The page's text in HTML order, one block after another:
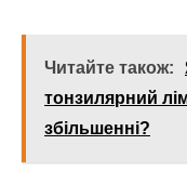
Читайте також:
тонзилярний
збільшенні?